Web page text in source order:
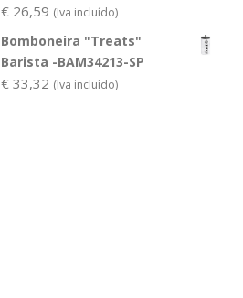
€ 26,59 (Iva incluído)
Bomboneira "Treats"
Barista -BAM34213-SP
€ 33,32 (Iva incluído)